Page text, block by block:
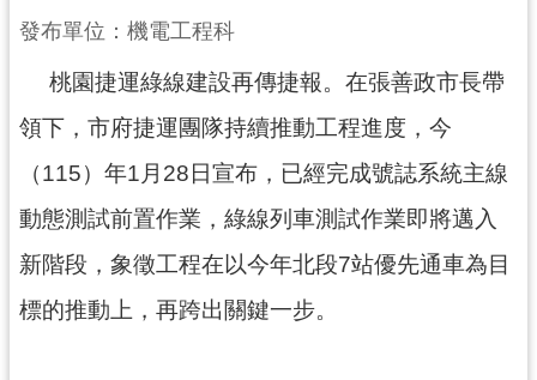
下
進
尋
發布單位：機電工程科
桃園捷運綠線建設再傳捷報。在張善政市長帶
領下，市府捷運團隊持續推動工程進度，今
（115）年1月28日宣布，已經完成號誌系統主線
動態測試前置作業，綠線列車測試作業即將邁入
新階段，象徵工程在以今年北段7站優先通車為目
標的推動上，再跨出關鍵一步。